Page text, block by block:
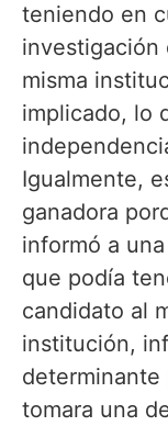
teniendo en
investigación
misma
implicado, lo
Igualmente,
ganadora
informó a
que podía
candidato al
institución,
determinante
tomara una